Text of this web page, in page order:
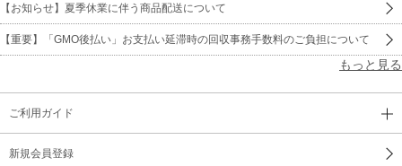
【お知らせ】夏季休業に伴う商品配送について
【重要】「GMO後払い」お支払い延滞時の回収事務手数料のご負担について
もっと見る
ご利用ガイド
新規会員登録